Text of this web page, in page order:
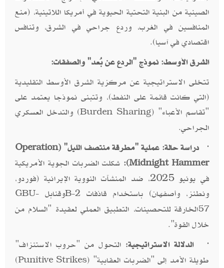
الصينية من البنية التحتية الحيوية في أمريكا اللاتينية، (منع
المنافسين في الغرب، وردع جراحي في الشرق، وتنافس
اقتصادي في آسيا).
الشرق الأوسط: نموذج "الردع عن بُعد" والصفقات:
تتخلى الاستراتيجية عن مركزية الشرق الأوسط التقليدية
(التي كانت قائمة على النفط)، وتتبنى نموذجا يعتمد على
"تقاسم الأعباء" (Burden Sharing) والتدخل العسكري
الجراحي.
· دراسة حالة: عملية "مطرقة منتصف الليل" (Operation
Midnight Hammer
): شكلت الضربات الجوية الأمريكية
في يونيو 2025، ضد المنشآت النووية الإيرانية (فوردو،
ونطنز، وأصفهان) باستخدام قاذفات B-2وقنابل GBU-
57الخارقة للتحصينات، التطبيق العملي لعقيدة "السلام من
خلال القوة".
·الدلالة الاستراتيجية: التحول من "حروب الاستنزاف"
طويلة الأمد إلى "الضربات العقابية" (Punitive Strikes
)